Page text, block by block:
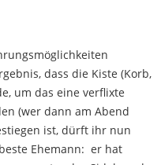
dass die Kiste (Korb,
um das eine verflixte
(wer dann am Abend
ist, dürft ihr nun
Ehemann: er hat